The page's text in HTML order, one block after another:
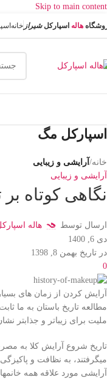
Skip to main content
هاله اسپارکلشیراز خانه
اسپارکل مگ
خانه/ آرایشی و زیبایی
آرایشی و زیبایی
نگاهی کوتاه
ارسال توسط
هاله
دی 6, 1400
در تاریخ بهمن 8, 1398
0
آرایش کردن از زمان های
مطالعه تاریخ باستان به ما
ملیت برای زیباتر و جذابتر
تاریخ شروع آرایش کلا به
میگرفتند، به نظافت و
آرایشی مورد علاقه همه